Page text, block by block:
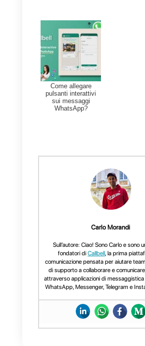
gratuito da qui!
Integra
Per qualsiasi
di supporto, puoi
all’indirizzo:
support@callbell.eu